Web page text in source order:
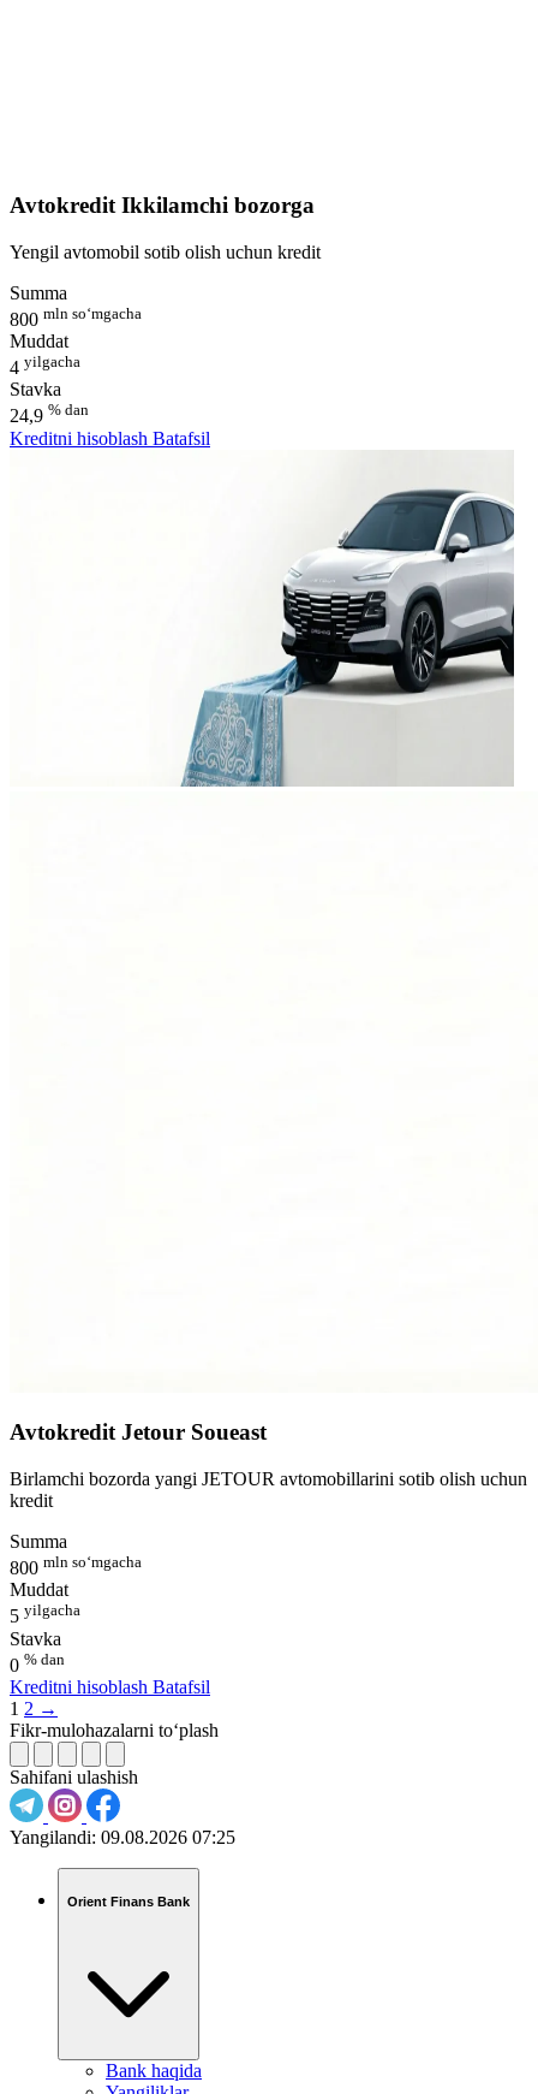
Avtokredit Ikkilamchi bozorga
Yengil avtomobil sotib olish uchun kredit
Summa
800 mln so‘mgacha
Muddat
4 yilgacha
Stavka
24,9 % dan
Kreditni hisoblash Batafsil
Avtokredit Jetour Soueast
Birlamchi bozorda yangi JETOUR avtomobillarini sotib olish uchun
kredit
Summa
800 mln so‘mgacha
Muddat
5 yilgacha
Stavka
0 % dan
Kreditni hisoblash Batafsil
1 2 →
Fikr-mulohazalarni to‘plash
Sahifani ulashish
Yangilandi: 09.08.2026 07:25
Orient Finans Bank
Bank haqida